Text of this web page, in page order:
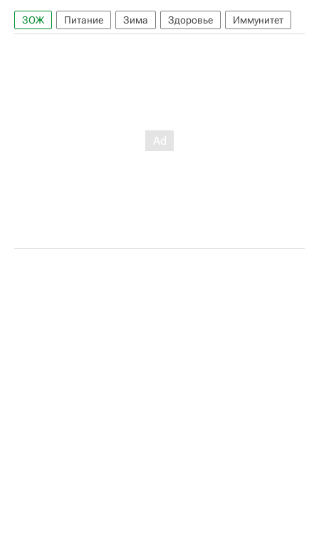
ЗОЖ Питание Зима Здоровье Иммунитет